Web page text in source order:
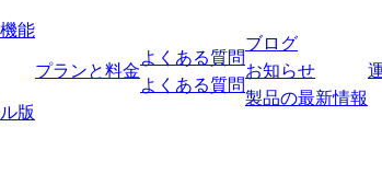
能
版
プランと料金
よくある質問
よくある質問
ブログ
お知らせ
製品の最新情報